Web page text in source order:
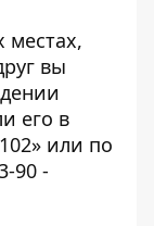
местах,
вы
его в
или по
90 -